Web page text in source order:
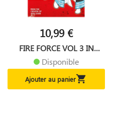
10,99 €
FIRE FORCE VOL 3 IN
ENGLISH
Disponible
Ajouter au panier